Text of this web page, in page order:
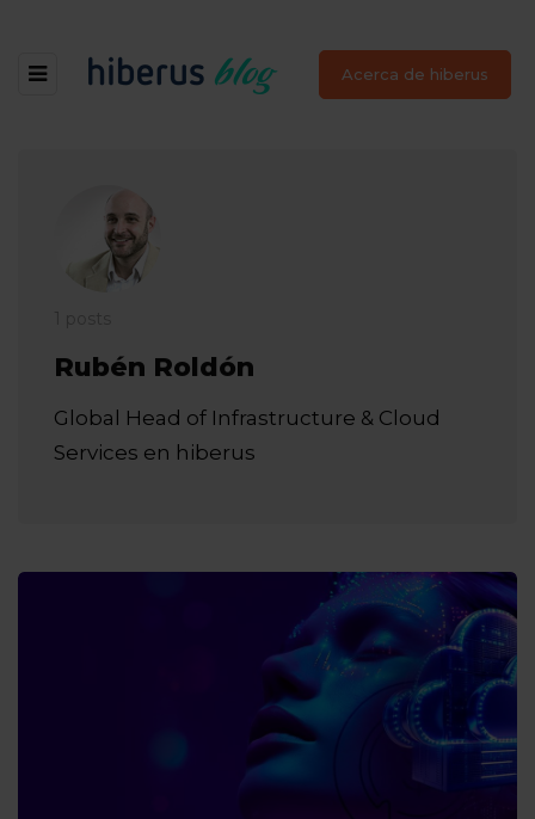
Acerca de hiberus
Rubén Roldón
Global Head of Infrastructure & Cloud
Services en hiberus